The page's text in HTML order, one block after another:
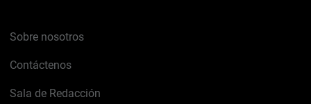
Sobre nosotros
Contáctenos
Sala de Redacción